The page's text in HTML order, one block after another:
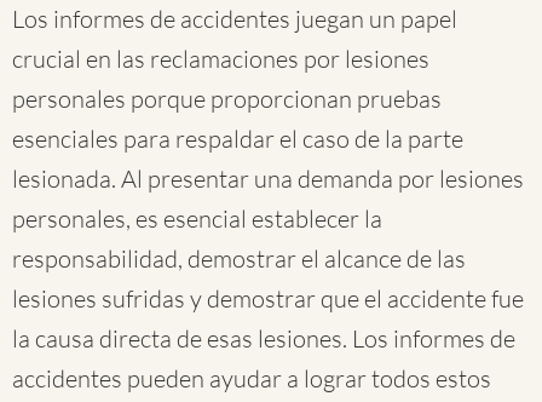
Los informes de accidentes juegan un papel
crucial en las reclamaciones por lesiones
personales porque proporcionan pruebas
esenciales para respaldar el caso de la parte
lesionada. Al presentar una demanda por lesiones
personales, es esencial establecer la
responsabilidad, demostrar el alcance de las
lesiones sufridas y demostrar que el accidente fue
la causa directa de esas lesiones. Los informes de
accidentes pueden ayudar a lograr todos estos